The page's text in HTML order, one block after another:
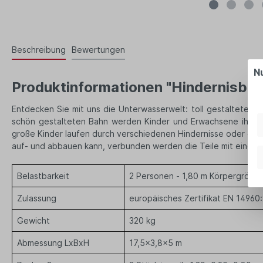
Beschreibung Bewertungen
Produktinformationen
Entdecken Sie mit uns die Unterwasserwelt: toll gestaltete
schön gestalteten Bahn werden Kinder und Erwachsene
große Kinder laufen durch verschiedenen Hindernisse oder
auf- und abbauen kann, verbunden werden die Teile mit
Belastbarkeit 2 Personen - 1,80 m Körpergröße
Zulassung europäisches Zertifikat EN
Gewicht 320 kg
Abmessung LxBxH 17,5x3,8x5 m